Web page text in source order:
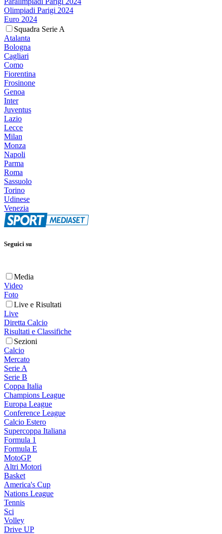
Olimpiadi Parigi 2024
Euro 2024
Squadra Serie A
Atalanta
Bologna
Cagliari
Como
Fiorentina
Frosinone
Genoa
Inter
Juventus
Lazio
Lecce
Milan
Monza
Napoli
Parma
Roma
Sassuolo
Torino
Udinese
Venezia
Seguici su
Media
Video
Foto
Live e Risultati
Live
Diretta Calcio
Risultati e Classifiche
Sezioni
Calcio
Mercato
Serie A
Serie B
Coppa Italia
Champions League
Europa League
Conference League
Calcio Estero
Supercoppa Italiana
Formula 1
Formula E
MotoGP
Altri Motori
Basket
America's Cup
Nations League
Tennis
Sci
Volley
Drive UP